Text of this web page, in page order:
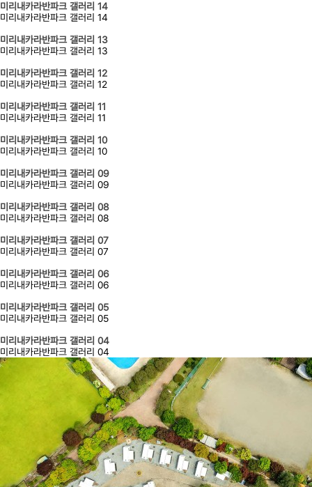
미리내카라반파크 갤러리 14
미리내카라반파크 갤러리 14
미리내카라반파크 갤러리 13
미리내카라반파크 갤러리 13
미리내카라반파크 갤러리 12
미리내카라반파크 갤러리 12
미리내카라반파크 갤러리 11
미리내카라반파크 갤러리 11
미리내카라반파크 갤러리 10
미리내카라반파크 갤러리 10
미리내카라반파크 갤러리 09
미리내카라반파크 갤러리 09
미리내카라반파크 갤러리 08
미리내카라반파크 갤러리 08
미리내카라반파크 갤러리 07
미리내카라반파크 갤러리 07
미리내카라반파크 갤러리 06
미리내카라반파크 갤러리 06
미리내카라반파크 갤러리 05
미리내카라반파크 갤러리 05
미리내카라반파크 갤러리 04
미리내카라반파크 갤러리 04